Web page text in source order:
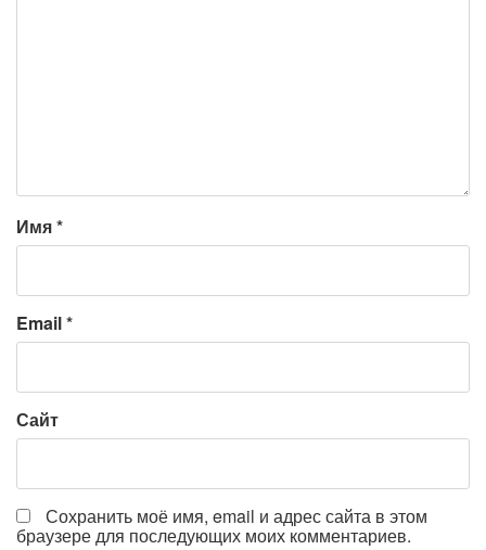
Имя*
Email*
Сайт
Сохранить моё имя, email и адрес сайта в этом
браузере для последующих моих комментариев.